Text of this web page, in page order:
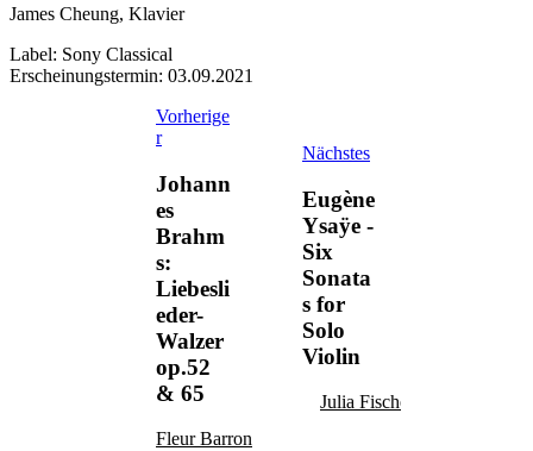
James Cheung, Klavier
Label: Sony Classical
Erscheinungstermin: 03.09.2021
Vorherige
r
Johann
es
Brahm
s:
Liebesli
eder-
Walzer
op.52
& 65
Fleur Barron
Nächstes
Eugène
Ysaÿe -
Six
Sonata
s for
Solo
Violin
Julia Fischer